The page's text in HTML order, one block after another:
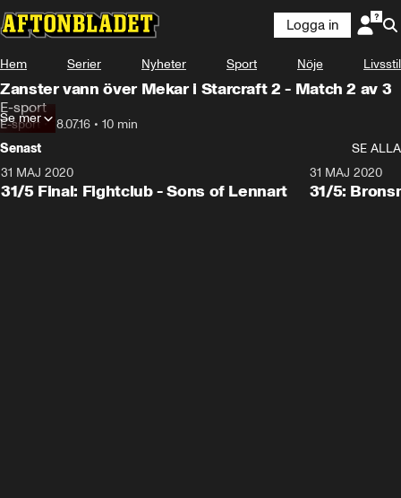
Logga in
Hem Serier Nyheter Sport Nöje Livsstil
Zanster vann över Mekar i Starcraft 2 - Match 2 av 3
E-sport
E-sport • 18.07.16 • 10 min
Se mer
Senast
SE ALLA
31 MAJ 2020
31/5 Final: Fightclub - Sons of Lennart
31 MAJ 2020
31/5: